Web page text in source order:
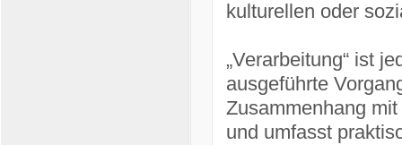
kulturellen oder
„Verarbeitung“ ist
ausgeführte
Zusammenhang
und umfasst